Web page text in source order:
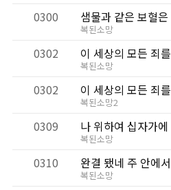
0300 샘물과 같은 보혈은
복된소망
0302 이 세상의 모든 죄를
복된소망
0302 이 세상의 모든 죄를
복된소망2
0309 나 위하여 십자가에
복된소망
0310 완결 됐네 주 안에서
복된소망